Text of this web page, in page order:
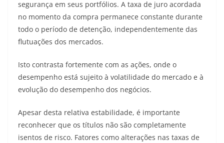
segurança em seus portfólios. A taxa de juro acordada
no momento da compra permanece constante durante
todo o período de detenção, independentemente das
flutuações dos mercados.
Isto contrasta fortemente com as ações, onde o
desempenho está sujeito à volatilidade do mercado e à
evolução do desempenho dos negócios.
Apesar desta relativa estabilidade, é importante
reconhecer que os títulos não são completamente
isentos de risco. Fatores como alterações nas taxas de